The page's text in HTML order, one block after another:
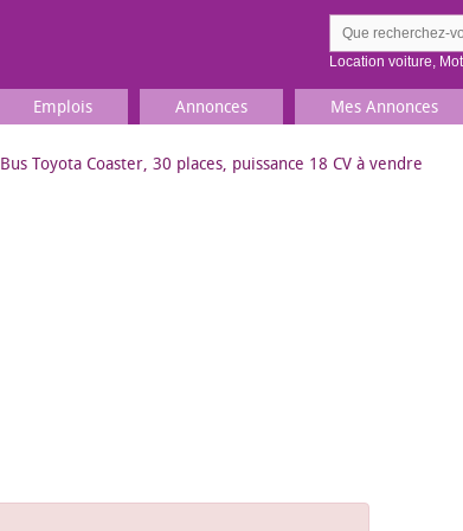
Location voiture,
Emplois Annonces Mes Annonces
Bus Toyota Coaster, 30 places, puissance 18 CV à vendre